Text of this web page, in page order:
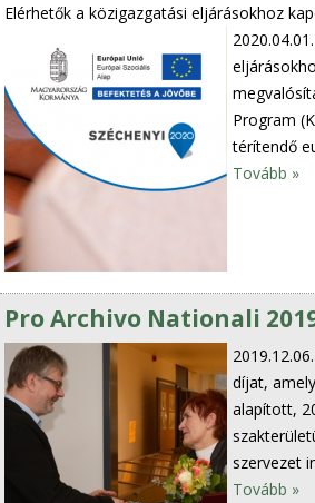
Elérhetők a közigazgatási eljárásokhoz
2020.04.01.
Program
térítendő
Tovább »
Pro Archivo Nationali
2019.12.06.
díjat,
alapított,
szervezet
Tovább »